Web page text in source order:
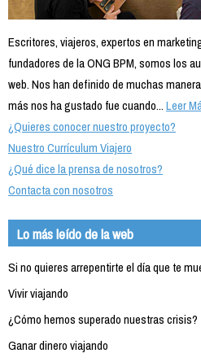
Escritores, viajeros, expertos en
fundadores de la ONG BPM, somos los
web. Nos han definido de muchas
más nos ha gustado fue cuando...Leer
¿Quieres conocer nuestro proyecto?
Nuestro Currículum Viajero
¿Qué dice la prensa de nosotros?
Contacta con nosotros
Lo más leído de la web
Si no quieres arrepentirte el día que te
Vivir viajando
¿Cómo hemos superado nuestras crisis?
Ganar dinero viajando